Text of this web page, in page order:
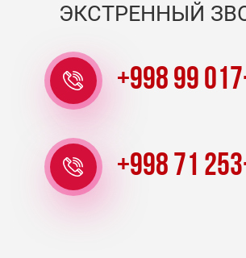
ЭКСТРЕННЫЙ
+998 99
+998 71